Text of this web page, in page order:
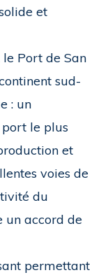
et
Port de San
sud-
: un
le plus
et
voies de
du
un accord de
permettant